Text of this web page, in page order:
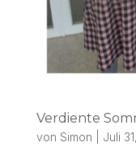
Verdiente
von Simon Juli